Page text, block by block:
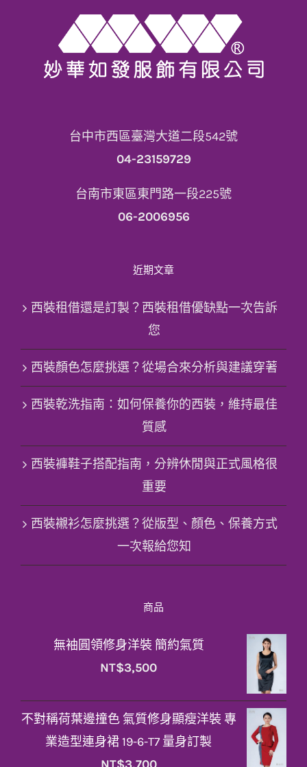
台中市西區臺灣大道二段542號
04-23159729
台南市東區東門路一段225號
06-2006956
近期文章
西裝租借還是訂製？西裝租借優缺點一次告訴
您
西裝顏色怎麼挑選？從場合來分析與建議穿著
西裝乾洗指南：如何保養你的西裝，維持最佳
質感
西裝褲鞋子搭配指南，分辨休閒與正式風格很
重要
西裝襯衫怎麼挑選？從版型、顏色、保養方式
一次報給您知
商品
無袖圓領修身洋裝 簡約氣質
NT$3,500
不對稱荷葉邊撞色 氣質修身顯瘦洋裝 專
業造型連身裙 19-6-T7 量身訂製